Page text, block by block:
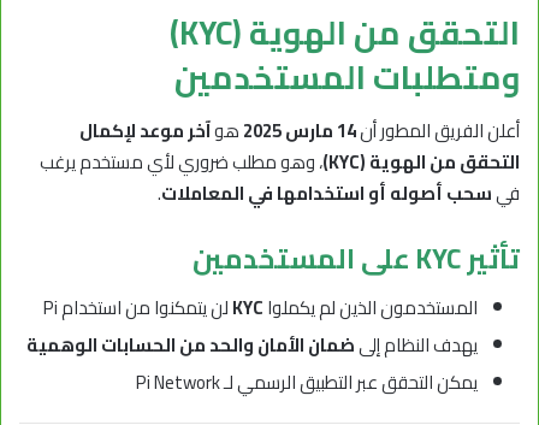
التحقق من الهوية (KYC)
ومتطلبات المستخدمين
أعلن الفريق المطور أن14 مارس 2025 هوآخر موعد لإكمال
التحقق من الهوية (KYC)
، وهو مطلب ضروري لأي مستخدم يرغب
فيسحب أصوله أو استخدامها في المعاملات.
تأثير KYC على المستخدمين
المستخدمون الذين لم يكملواKYCلن يتمكنوا من استخدام Pi
يهدف النظام إلىضمان الأمان والحد من الحسابات الوهمية
يمكن التحقق عبر التطبيق الرسمي لـ Pi Network